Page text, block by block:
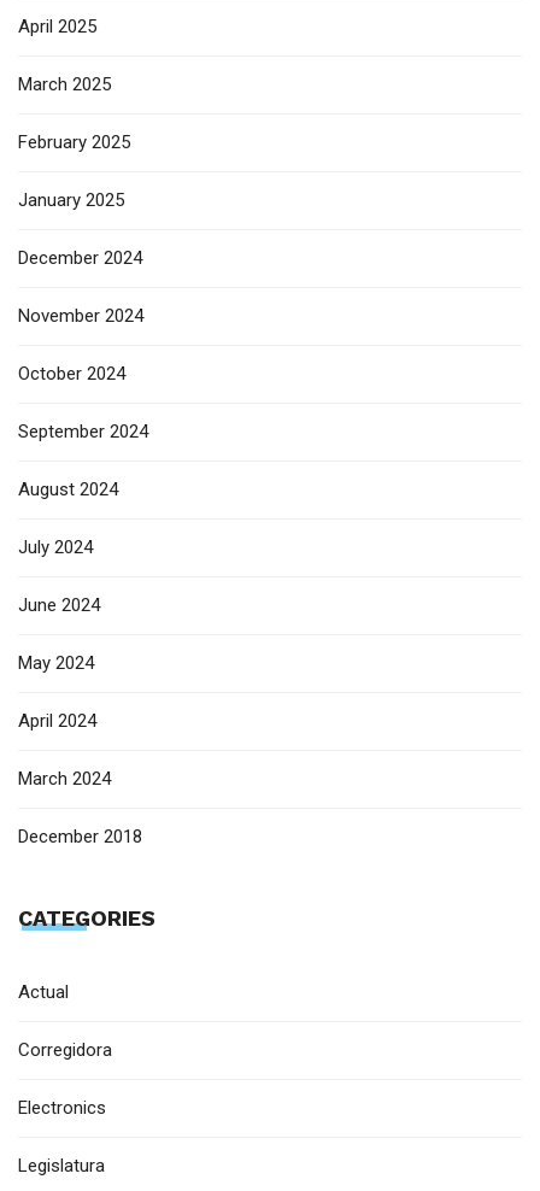
April 2025
March 2025
February 2025
January 2025
December 2024
November 2024
October 2024
September 2024
August 2024
July 2024
June 2024
May 2024
April 2024
March 2024
December 2018
CATEGORIES
Actual
Corregidora
Electronics
Legislatura